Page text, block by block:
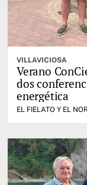
VILLAVICIOSA
Verano
dos
energética
EL FIELATO Y EL